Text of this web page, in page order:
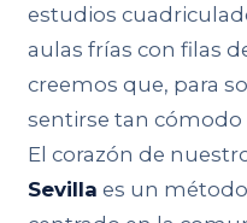
estudios
aulas frías con filas
creemos que, para
sentirse tan cómodo
El corazón de
Sevilla es un